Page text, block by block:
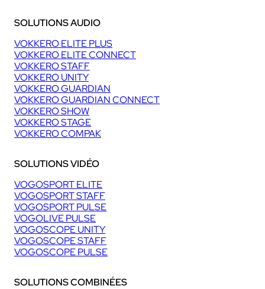
SOLUTIONS AUDIO
VOKKERO ELITE PLUS
VOKKERO ELITE CONNECT
VOKKERO STAFF
VOKKERO UNITY
VOKKERO GUARDIAN
VOKKERO GUARDIAN CONNECT
VOKKERO SHOW
VOKKERO STAGE
VOKKERO COMPAK
SOLUTIONS VIDÉO
VOGOSPORT ELITE
VOGOSPORT STAFF
VOGOSPORT PULSE
VOGOLIVE PULSE
VOGOSCOPE UNITY
VOGOSCOPE STAFF
VOGOSCOPE PULSE
SOLUTIONS COMBINÉES